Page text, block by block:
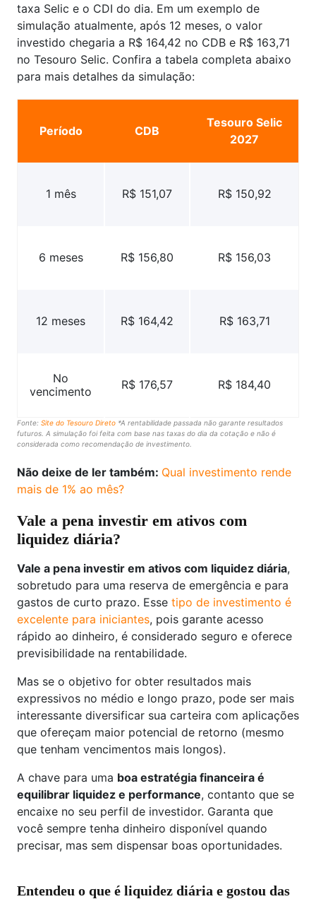
taxa Selic e o CDI do dia. Em um exemplo de
simulação atualmente, após 12 meses, o valor
investido chegaria a R$ 164,42 no CDB e R$ 163,71
no Tesouro Selic. Confira a tabela completa abaixo
para mais detalhes da simulação:
Período CDB
Tesouro Selic
2027
1 mês R$ 151,07 R$ 150,92
6 meses R$ 156,80 R$ 156,03
12 meses R$ 164,42 R$ 163,71
No
vencimento
R$ 176,57 R$ 184,40
Fonte: Site do Tesouro Direto *A rentabilidade passada não garante resultados
futuros. A simulação foi feita com base nas taxas do dia da cotação e não é
considerada como recomendação de investimento.
Não deixe de ler também: Qual investimento rende
mais de 1% ao mês?
Vale a pena investir em ativos com
liquidez diária?
Vale a pena investir em ativos com liquidez diária,
sobretudo para uma reserva de emergência e para
gastos de curto prazo. Esse tipo de investimento é
excelente para iniciantes, pois garante acesso
rápido ao dinheiro, é considerado seguro e oferece
previsibilidade na rentabilidade.
Mas se o objetivo for obter resultados mais
expressivos no médio e longo prazo, pode ser mais
interessante diversificar sua carteira com aplicações
que ofereçam maior potencial de retorno (mesmo
que tenham vencimentos mais longos).
A chave para uma boa estratégia financeira é
equilibrar liquidez e performance, contanto que se
encaixe no seu perfil de investidor. Garanta que
você sempre tenha dinheiro disponível quando
precisar, mas sem dispensar boas oportunidades.
Entendeu o que é liquidez diária e gostou das